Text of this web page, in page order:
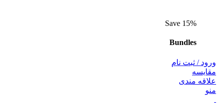
Save 15%
Bundles
ورود / ثبت نام
مقايسه
علاقه مندی
منو